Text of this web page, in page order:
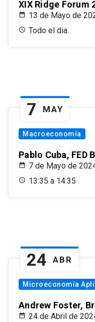
XIX Ridge Forum
13 de Mayo de
Todo el dia.
7 MAY
Macroeconomía
Pablo Cuba, FED
7 de Mayo de
13:35 a 14:35
24 ABR
Microeconomía
Andrew Foster,
24 de Abril de